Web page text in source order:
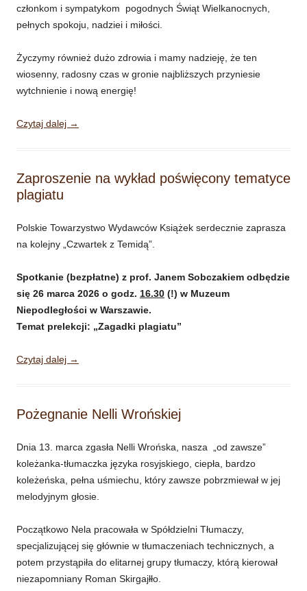
członkom i sympatykom pogodnych Świąt Wielkanocnych,
pełnych spokoju, nadziei i miłości.
Życzymy również dużo zdrowia i mamy nadzieję, że ten
wiosenny, radosny czas w gronie najbliższych przyniesie
wytchnienie i nową energię!
Czytaj dalej →
Zaproszenie na wykład poświęcony tematyce
plagiatu
Polskie Towarzystwo Wydawców Książek serdecznie zaprasza
na kolejny „Czwartek z Temidą”.
Spotkanie (bezpłatne) z prof. Janem Sobczakiem odbędzie
się 26 marca 2026 o godz. 16.30 (!) w Muzeum
Niepodległości w Warszawie.
Temat prelekcji: „Zagadki plagiatu”
Czytaj dalej →
Pożegnanie Nelli Wrońskiej
Dnia 13. marca zgasła Nelli Wrońska, nasza „od zawsze”
koleżanka-tłumaczka języka rosyjskiego, ciepła, bardzo
koleżeńska, pełna uśmiechu, który zawsze pobrzmiewał w jej
melodyjnym głosie.
Początkowo Nela pracowała w Spółdzielni Tłumaczy,
specjalizującej się głównie w tłumaczeniach technicznych, a
potem przystąpiła do elitarnej grupy tłumaczy, którą kierował
niezapomniany Roman Skirgajłło.